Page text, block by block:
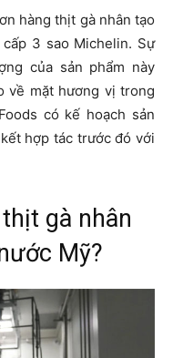
hàng thịt gà nhân tạo
3 sao Michelin. Sự
của sản phẩm này
về mặt hương vị trong
có kế hoạch sản
hợp tác trước đó với
gà nhân
Mỹ?